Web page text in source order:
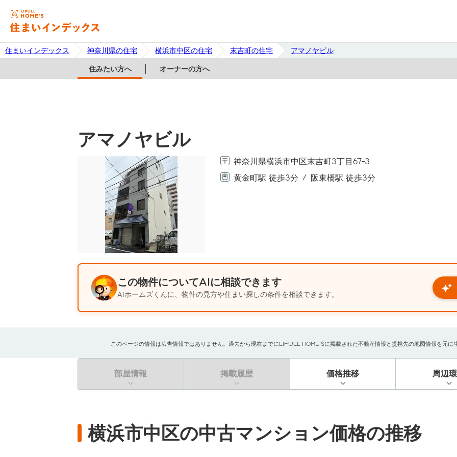
住まいインデックス 神奈川県の住宅 横浜市中区の住宅 末吉町の住宅 アマノヤビル
住みたい方へ オーナーの方へ
アマノヤビル
神奈川県横浜市中区末吉町3丁目67-3
黄金町駅 徒歩3分
阪東橋駅 徒歩3分
この物件についてAIに相談できます
AIホームズくんに、物件の見方や住まい探しの条件を相談できます。
このページの情報は広告情報ではありません。過去から現在までにLIFULL HOME'Sに掲載された不動産情報と提携先の地図情報を元
部屋情報 掲載履歴 価格推移 周辺
横浜市中区の中古マンション価格の推移